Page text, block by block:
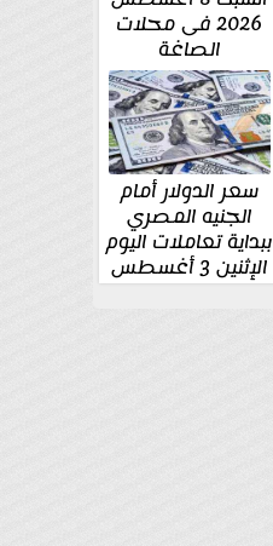
2026 فى محلات
الصاغة
سعر الدولار أمام
الجنيه المصري
ببداية تعاملات اليوم
الإثنين 3 أغسطس